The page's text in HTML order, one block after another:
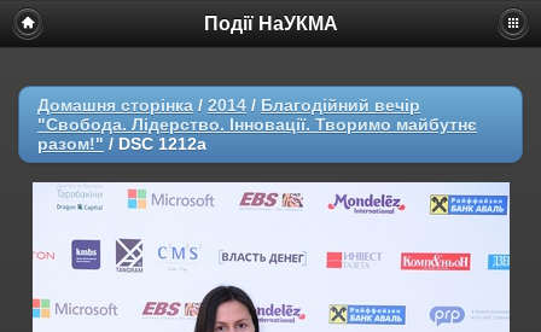
Події НаУКМА
Домашня сторінка / 2014 / Благодійний вечір
"Свобода. Лідерство. Інновації. Творимо майбутнє
разом!" / DSC 1212a